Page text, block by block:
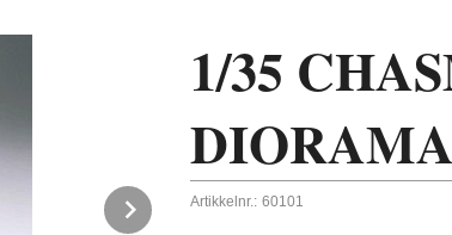
Next
1/35
DIORAMA
Artikkelnr.: 60101